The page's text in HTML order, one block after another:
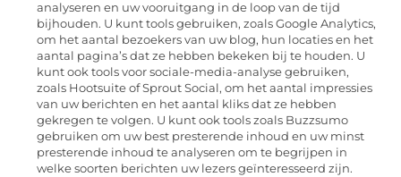
analyseren en uw vooruitgang in de loop van de tijd
bijhouden. U kunt tools gebruiken, zoals Google Analytics,
om het aantal bezoekers van uw blog, hun locaties en het
aantal pagina’s dat ze hebben bekeken bij te houden. U
kunt ook tools voor sociale-media-analyse gebruiken,
zoals Hootsuite of Sprout Social, om het aantal impressies
van uw berichten en het aantal kliks dat ze hebben
gekregen te volgen. U kunt ook tools zoals Buzzsumo
gebruiken om uw best presterende inhoud en uw minst
presterende inhoud te analyseren om te begrijpen in
welke soorten berichten uw lezers geïnteresseerd zijn.